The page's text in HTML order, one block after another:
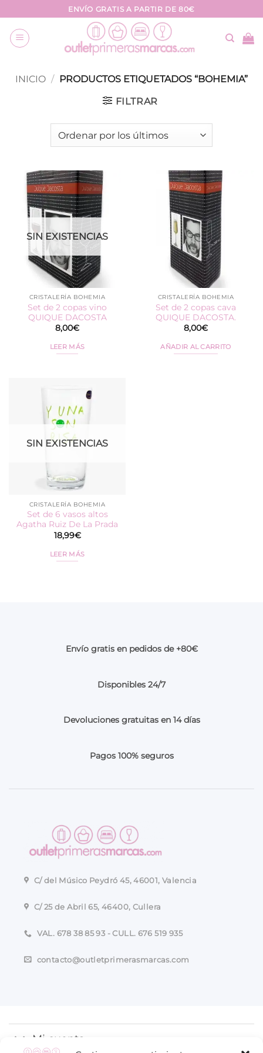
al
contenido
ENVÍO GRATIS A PARTIR DE 80€
INICIO / PRODUCTOS ETIQUETADOS “BOHEMIA”
FILTRAR
SIN EXISTENCIAS
CRISTALERÍA BOHEMIA
Set de 2 copas vino
QUIQUE DACOSTA
8,00€
LEER MÁS
CRISTALERÍA BOHEMIA
Set de 2 copas cava
QUIQUE DACOSTA.
8,00€
AÑADIR AL CARRITO
SIN EXISTENCIAS
CRISTALERÍA BOHEMIA
Set de 6 vasos altos
Agatha Ruiz De La Prada
18,99€
LEER MÁS
Envío gratis en pedidos de +80€
Disponibles 24/7
Devoluciones gratuitas en 14 días
Pagos 100% seguros
C/ del Músico Peydró 45, 46001, Valencia
C/ 25 de Abril 65, 46400, Cullera
VAL. 678 38 85 93 - CULL. 676 519 935
contacto@outletprimerasmarcas.com
Mi cuenta